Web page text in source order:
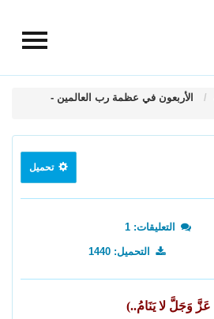
الأربعون في عظمة رب العالمين -
تحميل
التعليقات: 1
التحميل: 1440